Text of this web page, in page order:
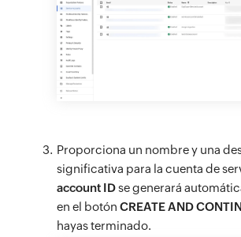
Proporciona un nombre y una
significativa para la cuenta de
account IDse generará
en el botón CREATE AND
hayas terminado.